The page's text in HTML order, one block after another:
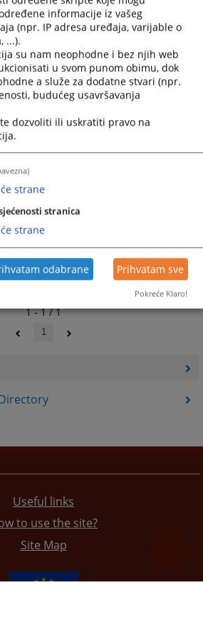
1 - 1 / 1
1
Useful links
to use the site?
Site Map
informacije iz vašeg
(npr. IP adresa uređaja, varijable o
...).
su nam neophodne i bez njih web
u svom punom obimu, dok
a služe za dodatne stvari (npr.
budućeg usavršavanja
dozvoliti ili uskratiti pravo na
strane
stranica
strane
odabrane Prihvatam sve
Pokreće Klaro!